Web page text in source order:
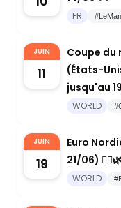
FR
JUIN
11
Coupe
(États-
jusqu'au
WORLD
JUIN
19
Euro
21/06)
WORLD